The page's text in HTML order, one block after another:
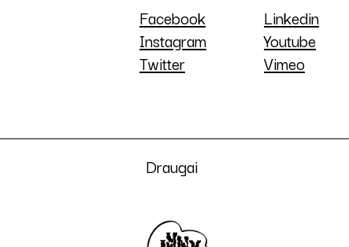
Facebook
Instagram
Twitter
Linkedin
Youtube
Vimeo
Draugai